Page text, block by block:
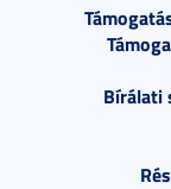
Bírálati